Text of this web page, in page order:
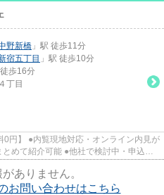
野新橋 」駅 徒歩11分
宿五丁目 」駅 徒歩10分
徒歩16分
４丁目
0円】 ●内覧現地対応・オンライン内見が
めて紹介可能 ●他社で検討中・申込み
ありません。
お問い合わせはこちら